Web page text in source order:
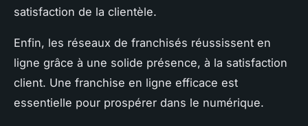
satisfaction de la clientèle.
Enfin, les réseaux de franchisés réussissent en
ligne grâce à une solide présence, à la satisfaction
client. Une franchise en ligne efficace est
essentielle pour prospérer dans le numérique.